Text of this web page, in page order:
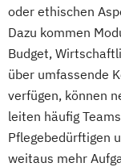
oder ethischen
Dazu kommen
Budget,
über umfassende
verfügen, können
leiten häufig
Pflegebedürftigen
weitaus mehr